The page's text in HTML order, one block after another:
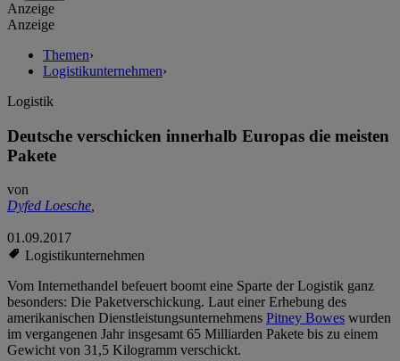
Anzeige
Anzeige
Themen›
Logistikunternehmen›
Logistik
Deutsche verschicken innerhalb Europas die meisten
Pakete
von
Dyfed Loesche,
01.09.2017
Logistikunternehmen
Vom Internethandel befeuert boomt eine Sparte der Logistik ganz
besonders: Die Paketverschickung. Laut einer Erhebung des
amerikanischen Dienstleistungsunternehmens Pitney Bowes wurden
im vergangenen Jahr insgesamt 65 Milliarden Pakete bis zu einem
Gewicht von 31,5 Kilogramm verschickt.